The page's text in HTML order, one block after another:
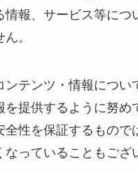
情報、サービス等につ
。
ンテンツ・情報につい
を提供するように努め
性を保証するもので
っていることもござ